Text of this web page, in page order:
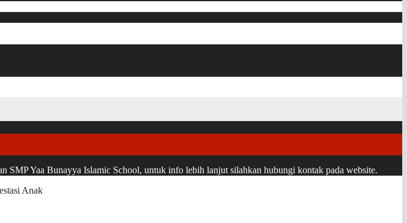
Yaa Bunayya Islamic School, untuk info lebih lanjut silahkan hubungi kontak pada website.
Anak